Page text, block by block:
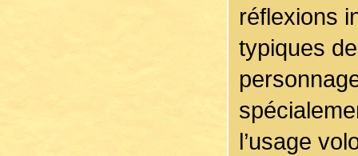
réflexions
typiques
l’usage